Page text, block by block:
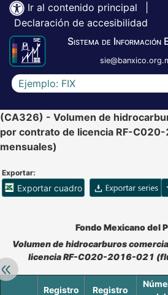
Ir al contenido principal
Declaración de accesibilidad
Sistema de Información
Escriba el texto a buscar
(CA326) - Volumen de
por contrato de licencia RF-
mensuales)
Exportar:
Exportar cuadro
Retroceder:
Accesibilidad de CuadrosFondo Mexicano del
Volumen de hidrocarburos
licencia RF-C020-2016-021
Registro
Registro